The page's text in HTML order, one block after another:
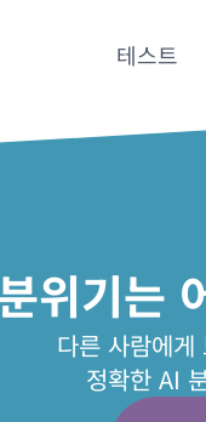
테스트
위기는
다른 사람에게
정확한 AI